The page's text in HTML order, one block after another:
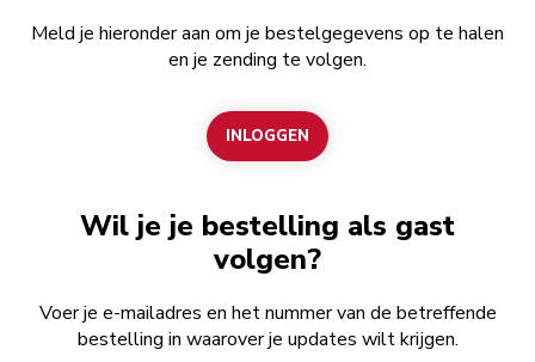
Meld je hieronder aan om je bestelgegevens op te halen
en je zending te volgen.
INLOGGEN
Wil je je bestelling als gast
volgen?
Voer je e-mailadres en het nummer van de betreffende
bestelling in waarover je updates wilt krijgen.